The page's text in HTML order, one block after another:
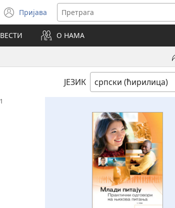
Пријава
(отвара
нови
прозор)
ВЕСТИ О НАМА
ЈЕЗИК